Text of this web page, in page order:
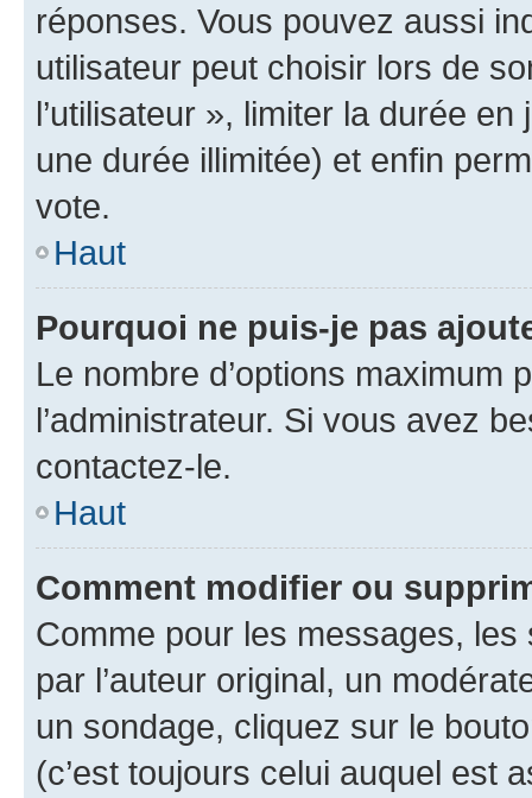
réponses. Vous pouvez aussi
utilisateur peut choisir lors de
l’utilisateur », limiter la durée
une durée illimitée) et enfin
vote.
Haut
Pourquoi ne puis-je pas
Le nombre d’options maximum
l’administrateur. Si vous avez
contactez-le.
Haut
Comment modifier ou
Comme pour les messages,
par l’auteur original, un
un sondage, cliquez sur le
(c’est toujours celui auquel est